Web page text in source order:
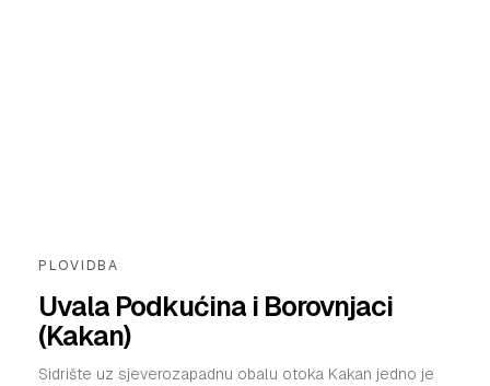
PLOVIDBA
Uvala Podkućina i Borovnjaci
(Kakan)
Sidrište uz sjeverozapadnu obalu otoka Kakan jedno je